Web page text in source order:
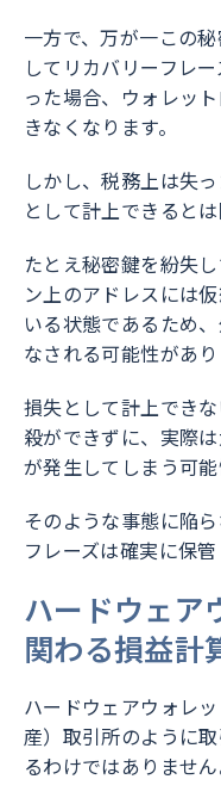
一方で、万が一この
してリカバリーフレ
った場合、ウォレッ
きなくなります。
しかし、税務上は失
として計上できるとは
たとえ秘密鍵を紛失
ン上のアドレスには
いる状態であるため
なされる可能性があり
損失として計上でき
殺ができずに、実際
が発生してしまう可能
そのような事態に陥
フレーズは確実に保
ハードウェア
関わる損益計
ハードウェアウォレ
産）取引所のように
るわけではありません